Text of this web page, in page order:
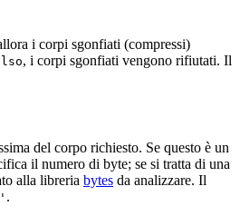
i corpi sgonfiati (compressi)
, i corpi sgonfiati vengono rifiutati. Il
del corpo richiesto. Se questo è un
il numero di byte; se si tratta di una
alla libreria bytes da analizzare. Il
.